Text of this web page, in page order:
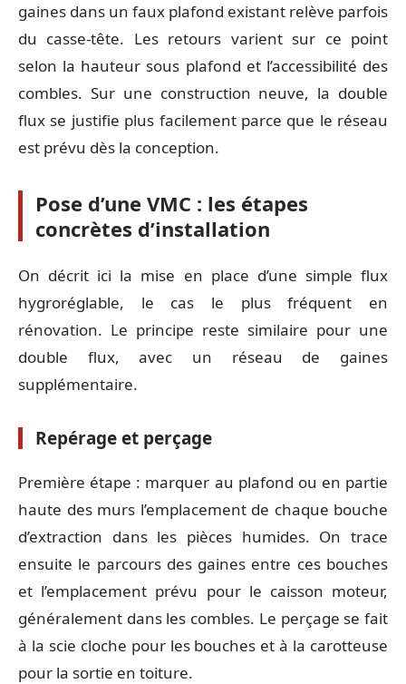
gaines dans un faux plafond existant relève parfois
du casse-tête. Les retours varient sur ce point
selon la hauteur sous plafond et l’accessibilité des
combles. Sur une construction neuve, la double
flux se justifie plus facilement parce que le réseau
est prévu dès la conception.
Pose d’une VMC : les étapes
concrètes d’installation
On décrit ici la mise en place d’une simple flux
hygroréglable, le cas le plus fréquent en
rénovation. Le principe reste similaire pour une
double flux, avec un réseau de gaines
supplémentaire.
Repérage et perçage
Première étape : marquer au plafond ou en partie
haute des murs l’emplacement de chaque bouche
d’extraction dans les pièces humides. On trace
ensuite le parcours des gaines entre ces bouches
et l’emplacement prévu pour le caisson moteur,
généralement dans les combles. Le perçage se fait
à la scie cloche pour les bouches et à la carotteuse
pour la sortie en toiture.